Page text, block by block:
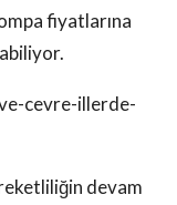
fiyatlarına
devam